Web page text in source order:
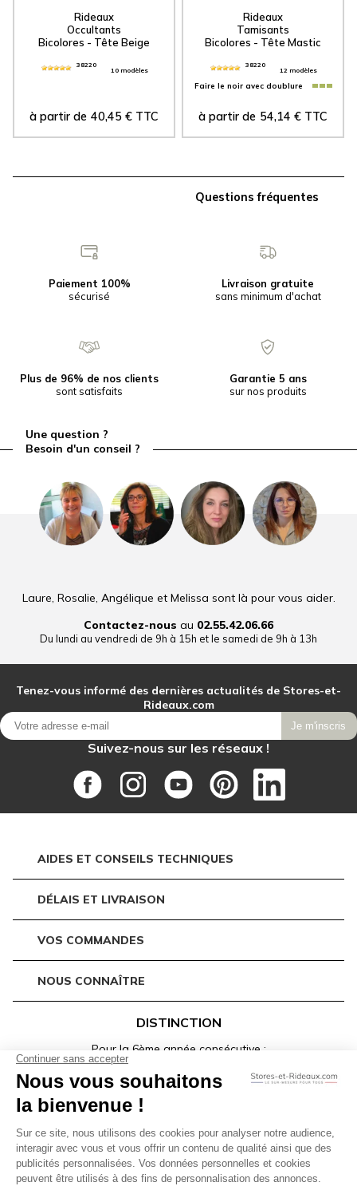
Rideaux
Occultants
Bicolores - Tête Beige
38220
10 modèles
à partir de 40,45 € TTC
Rideaux
Tamisants
Bicolores - Tête Mastic
38220
12 modèles
Faire le noir avec doublure
à partir de 54,14 € TTC
Questions fréquentes
Paiement 100%
sécurisé
Livraison gratuite
sans minimum d'achat
Plus de 96% de nos clients
sont satisfaits
Garantie 5 ans
sur nos produits
Une question ?
Besoin d'un conseil ?
Laure, Rosalie, Angélique et Melissa sont là pour vous aider.
Contactez-nous au 02.55.42.06.66
Du lundi au vendredi de 9h à 15h et le samedi de 9h à 13h
Tenez-vous informé des dernières actualités de Stores-et-
Rideaux.com
Je m'inscris
Suivez-nous sur les réseaux !
AIDES ET CONSEILS TECHNIQUES
DÉLAIS ET LIVRAISON
VOS COMMANDES
NOUS CONNAÎTRE
DISTINCTION
Pour la 6ème année consécutive :